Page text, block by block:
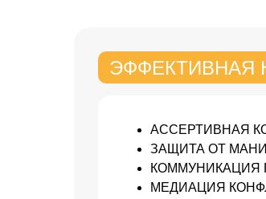
ЭФФЕКТИВНАЯ
АССЕРТИВНАЯ
ЗАЩИТА ОТ
КОММУНИКАЦИЯ
МЕДИАЦИЯ